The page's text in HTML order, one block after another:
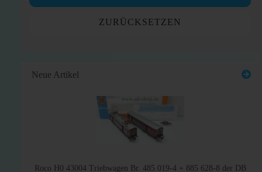
ZURÜCKSETZEN
Neue Artikel
Roco H0 43004 Triebwagen Br. 485 019-4 + 885 628-8 der DB